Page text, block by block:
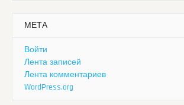
МЕТА
Войти
Лента записей
Лента комментариев
WordPress.org